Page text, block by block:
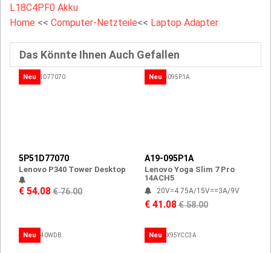
L18C4PF0 Akku
Home << Computer-Netzteile<< Laptop Adapter
Das Könnte Ihnen Auch Gefallen
Neu
5P51D77070
Lenovo P340 Tower Desktop
€ 54.08€ 76.00
Neu
A19-095P1A
Lenovo Yoga Slim 7 Pro
14ACH5
20V=4.75A/15V==3A/9V
€ 41.08€ 58.00
Neu Neu